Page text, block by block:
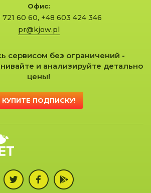
Офис:
721 60 60, +48 603 424 346
pr@kjow.pl
сервисом без ограничений -
и анализируйте детально
цены!
КУПИТЕ ПОДПИСКУ!